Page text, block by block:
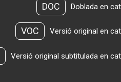
DOC Doblada en
VOC Versió original en
Versió original subtitulada en